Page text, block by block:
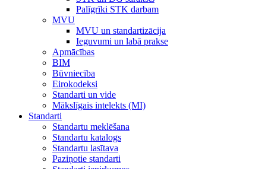
Palīgrīki STK darbam
MVU
MVU un standartizācija
Ieguvumi un labā prakse
Apmācības
BIM
Būvniecība
Eirokodeksi
Standarti un vide
Mākslīgais intelekts (MI)
Standarti
Standartu meklēšana
Standartu katalogs
Standartu lasītava
Paziņotie standarti